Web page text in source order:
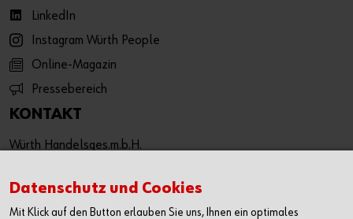
LinkedIn
Instagram Würth People
Online-Magazin
Pressebereich
KONTAKT
Würth Handelsges.m.b.H.
3071 Böheimkirchen
Datenschutz und Cookies
Mit Klick auf den Button erlauben Sie uns, Ihnen ein optimales